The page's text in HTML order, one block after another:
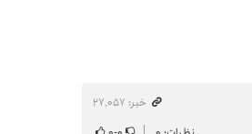
خبر: ۲۷٬۰۵۷